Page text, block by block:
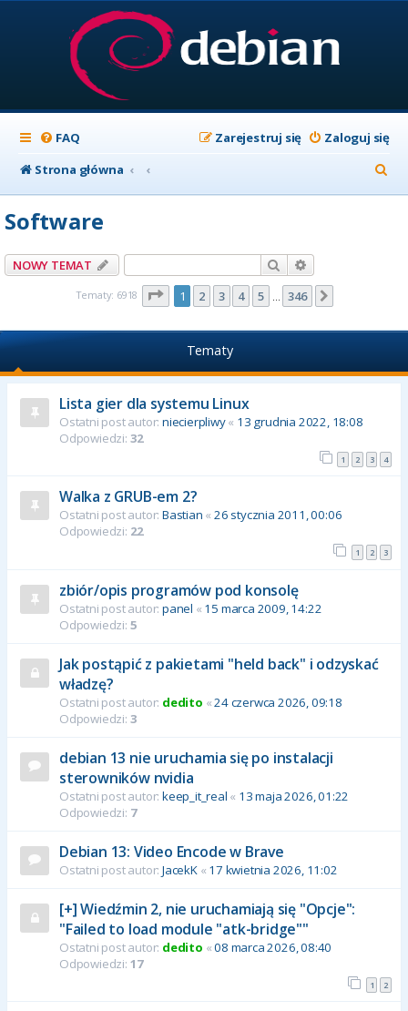
FAQ Zaloguj się
Zarejestruj się
Strona główna
z
Software
NOWY TEMAT Szukaj
Tematy: 6918 Strona z346
1 2 3 4 5 346
Tematy
Lista gier dla systemu Linux
Ostatni post autor: niecierpliwy« 13 grudnia 2022, 18:08
Odpowiedzi: 32
1 2 3 4
Walka z GRUB-em 2?
Ostatni post autor: Bastian «26 stycznia 2011, 00:06
Odpowiedzi: 22
1 2 3
zbiór/opis programów pod konsolę
Ostatni post autor: panel « 15 marca 2009, 14:22
Odpowiedzi: 5
Jak postąpić z pakietami "held back" i odzyskać
władzę?
Ostatni post autor: dedito «24 czerwca 2026, 09:18
Odpowiedzi: 3
debian 13 nie uruchamia się po instalacji
sterowników nvidia
Ostatni post autor: keep_it_real « 13 maja 2026, 01:22
Odpowiedzi: 7
Debian 13: Video Encode w Brave
Ostatni post autor: JacekK« 17 kwietnia 2026, 11:02
[+] Wiedźmin 2, nie uruchamiają się "Opcje":
"Failed to load module "atk-bridge""
Ostatni post autor: dedito «08 marca 2026, 08:40
Odpowiedzi: 17
1 2